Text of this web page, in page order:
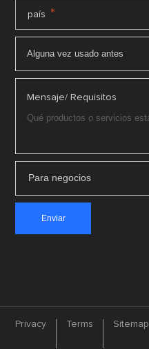
país *
Mensaje/ Requisitos
Para negocios
Privacy Terms Sitemap